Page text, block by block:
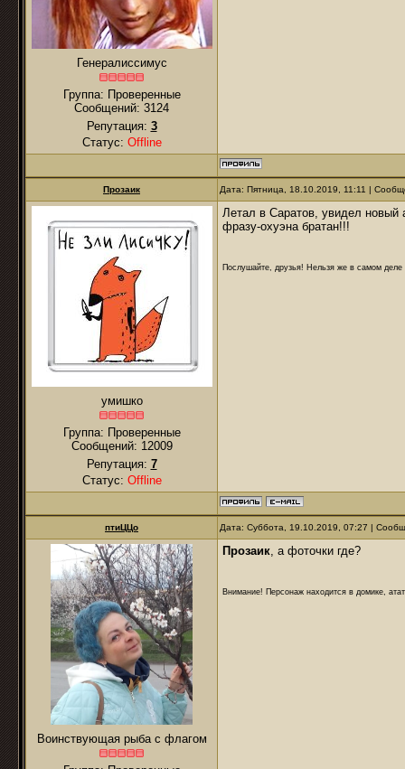
Генералиссимус
Группа: Проверенные
Сообщений: 3124
Репутация: 3
Статус: Offline
Прозаик Дата: Пятница, 18.10.2019, 11:11 |
умишко
Группа: Проверенные
Сообщений: 12009
Репутация: 7
Статус: Offline
Летал в Саратов, увидел новый
фразу-охуэна братан!!!
Послушайте, друзья! Нельзя же в самом
птиЦЦо Дата: Суббота, 19.10.2019, 07:27 |
Воинствующая рыба с флагом
Прозаик, а фоточки где?
Внимание! Персонаж находится в домике,